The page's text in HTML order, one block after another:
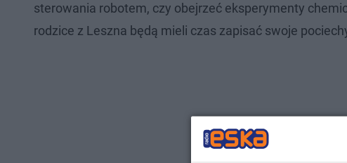
sterowania robotem, czy obejrzeć eksperymenty
rodzice z Leszna będą mieli czas zapisać swoje